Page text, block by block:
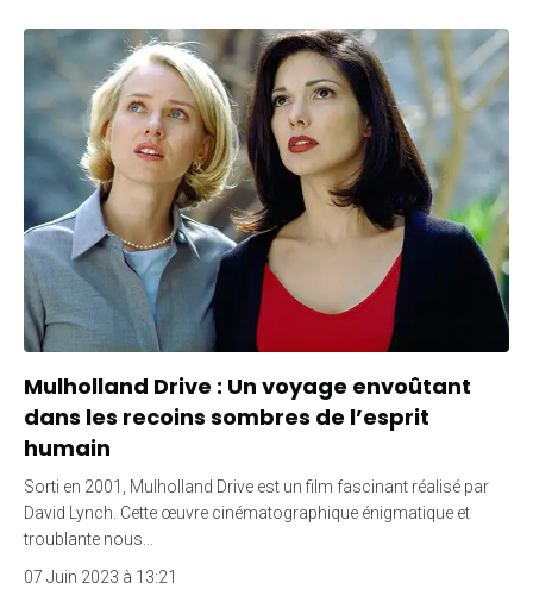
Mulholland Drive : Un voyage envoûtant
dans les recoins sombres de l’esprit
humain
Sorti en 2001, Mulholland Drive est un film fascinant réalisé par
David Lynch. Cette œuvre cinématographique énigmatique et
troublante nous…
07 Juin 2023 à 13:21